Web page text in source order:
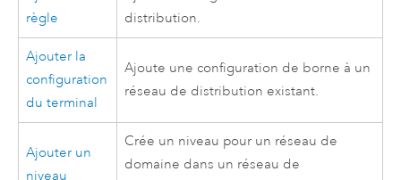
règle
distribution.
Ajouter la
configuration
du terminal
Ajoute une configuration de borne à un
réseau de distribution existant.
Ajouter un
niveau
Crée un niveau pour un réseau de
domaine dans un réseau de